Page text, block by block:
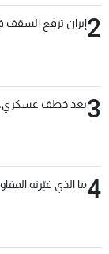
2إيران ترفع السقف
3بعد خطف عسكري...
4ما الذي غيّرته